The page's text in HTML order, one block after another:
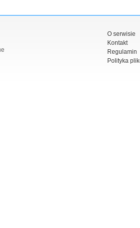
O serwisie
Kontakt
Regulamin
Polityka